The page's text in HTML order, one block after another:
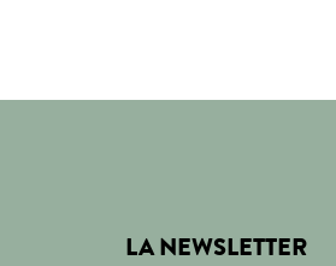
LA NEWSLETTER